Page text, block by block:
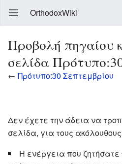
OrthodoxWiki
Προβολή πηγαίου
σελίδα
← Πρότυπο:30 Σεπτεμβρίου
Δεν έχετε την άδεια να
σελίδα, για τους
Η ενέργεια που ζητήσατε